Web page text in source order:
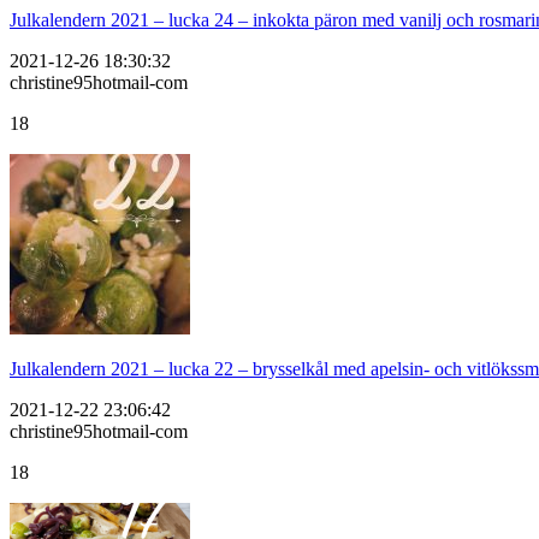
Julkalendern 2021 – lucka 24 – inkokta päron med vanilj och
2021-12-26 18:30:32
christine95hotmail-com
18
Julkalendern 2021 – lucka 22 – brysselkål med apelsin- och
2021-12-22 23:06:42
christine95hotmail-com
18